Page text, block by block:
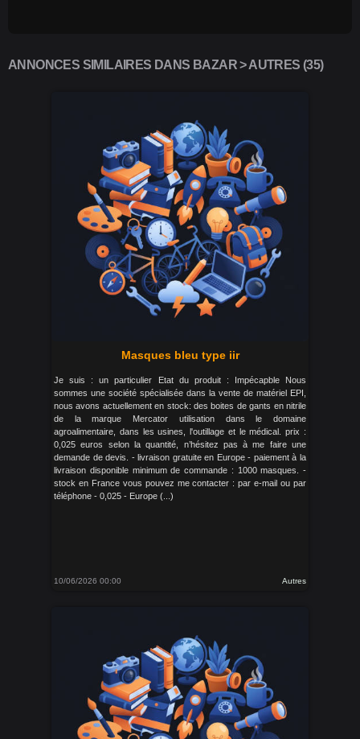
ANNONCES SIMILAIRES DANS BAZAR > AUTRES (35)
Masques bleu type iir
Je suis : un particulier Etat du produit : Impécapble Nous
sommes une société spécialisée dans la vente de matériel EPI,
nous avons actuellement en stock: des boites de gants en nitrile
de la marque Mercator utilisation dans le domaine
agroalimentaire, dans les usines, l'outillage et le médical. prix :
0,025 euros selon la quantité, n’hésitez pas à me faire une
demande de devis. - livraison gratuite en Europe - paiement à la
livraison disponible minimum de commande : 1000 masques. -
stock en France vous pouvez me contacter : par e-mail ou par
téléphone - 0,025 - Europe (...)
10/06/2026 00:00 Autres